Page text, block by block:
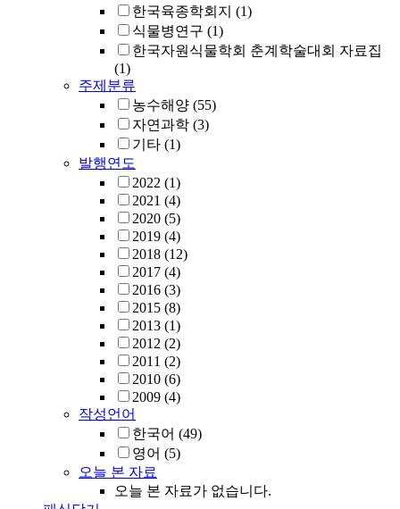
한국육종학회지 (1)
식물병연구 (1)
한국자원식물학회 춘계학술대회 자료집
(1)
주제분류
농수해양 (55)
자연과학 (3)
기타 (1)
발행연도
2022 (1)
2021 (4)
2020 (5)
2019 (4)
2018 (12)
2017 (4)
2016 (3)
2015 (8)
2013 (1)
2012 (2)
2011 (2)
2010 (6)
2009 (4)
작성언어
한국어 (49)
영어 (5)
오늘 본 자료
오늘 본 자료가 없습니다.